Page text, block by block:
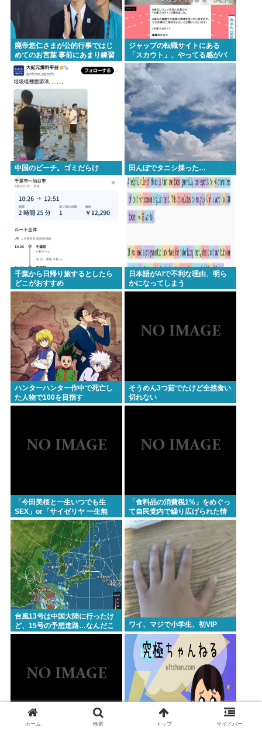
廃帝悠仁さまが公的行事ではじ
めてのお言葉 事前にあまり練習
してないっぽい。滑舌悪いし大
丈夫なの
ジャップの転職サイトにある
「スカウト」、やってる感がバ
レ始めるwww
中国のビーチ。ゴミだらけ 田んぼでタニシ採った…
千葉から日帰り旅するとしたら
どこがおすすめ
日本語がAIで不利な理由、明ら
かになってしまう
ハンターハンター作中で死亡し
た人物で100を目指す
そうめん3つ茹でたけど全然食い
切れない
「今田美桜と一生いつでも生
SEX」or「サイゼリヤ 一生無
料」www
「食料品の消費税1%」をめぐっ
て自民党内で繰り広げられた情
報戦…！ウソまで飛び交った密
室会議の発言
台風13号は中国大陸に行ったけ
ど、15号の予想進路…なんだこ
れ？
ワイ、マジで小学生、初VIP
ホーム 検索 トップ サイドバー